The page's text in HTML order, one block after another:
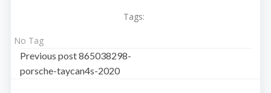
Tags:
No Tag
Post
Previous post865038298-
porsche-taycan4s-2020